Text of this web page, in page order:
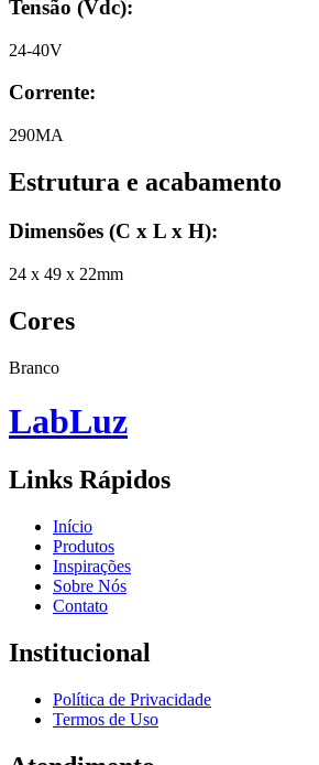
Tensão (Vdc):
24-40V
Corrente:
290MA
Estrutura e acabamento
Dimensões (C x L x H):
24 x 49 x 22mm
Cores
Branco
LabLuz
Links Rápidos
Início
Produtos
Inspirações
Sobre Nós
Contato
Institucional
Política de Privacidade
Termos de Uso